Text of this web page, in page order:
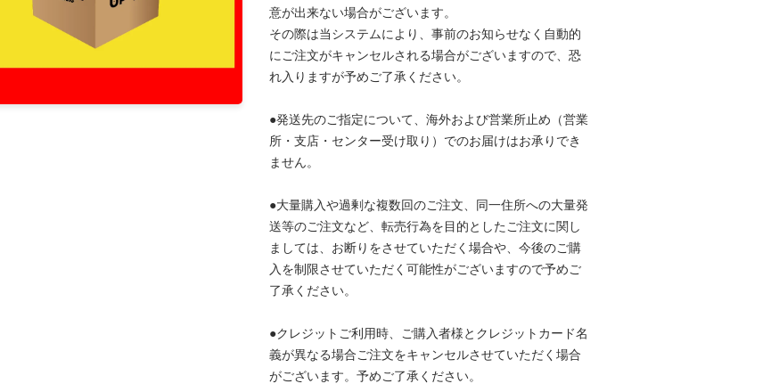
意が出来ない場合がございます。
その際は当システムにより、事前のお知らせなく自動的
にご注文がキャンセルされる場合がございますので、恐
れ入りますが予めご了承ください。
●発送先のご指定について、海外および営業所止め（営業
所・支店・センター受け取り）でのお届けはお承りでき
ません。
●大量購入や過剰な複数回のご注文、同一住所への大量発
送等のご注文など、転売行為を目的としたご注文に関し
ましては、お断りをさせていただく場合や、今後のご購
入を制限させていただく可能性がございますので予めご
了承ください。
●クレジットご利用時、ご購入者様とクレジットカード名
義が異なる場合ご注文をキャンセルさせていただく場合
がございます。予めご了承ください。